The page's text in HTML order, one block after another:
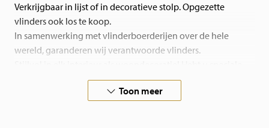
Verkrijgbaar in lijst of in decoratieve stolp. Opgezette
vlinders ook los te koop.
In samenwerking met vlinderboerderijen over de hele
wereld, garanderen wij verantwoorde vlinders.
wensen, neem dancontactmet ons op.
Toon meer